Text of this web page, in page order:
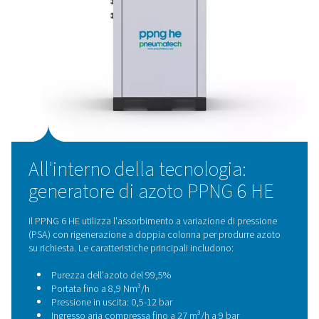
cilindri ad alta pressione e le configurazioni
Fornitura di azoto affidabile
Il generatore è stato consegnato, installato e messo in
in poche settimane, insieme a due
per l'aria, uno per l'azoto) e a una
Classe 1.4.1.